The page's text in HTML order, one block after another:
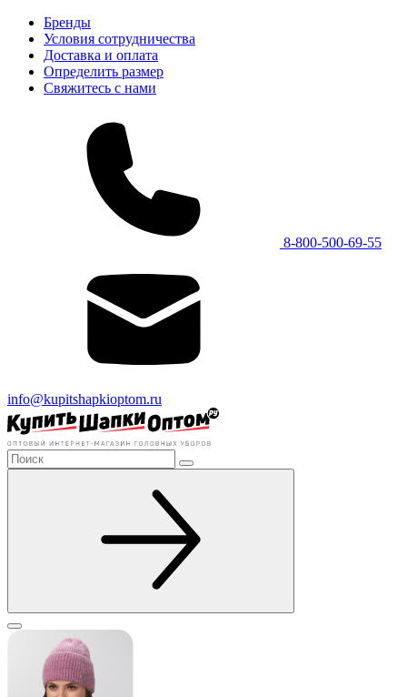
Бренды
Условия сотрудничества
Доставка и оплата
Определить размер
Свяжитесь с нами
8-800-500-69-55
info@kupitshapkioptom.ru